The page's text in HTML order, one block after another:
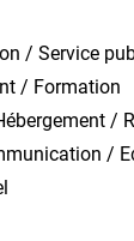
/ Service
/ Formation
/
/